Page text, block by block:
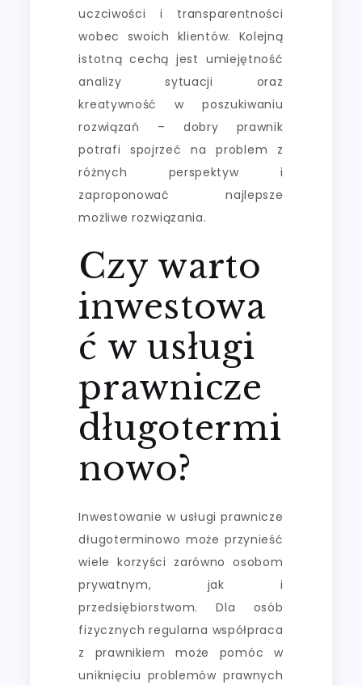
uczciwości i transparentności
wobec swoich klientów. Kolejną
istotną cechą jest umiejętność
analizy sytuacji oraz
kreatywność w poszukiwaniu
rozwiązań – dobry prawnik
potrafi spojrzeć na problem z
różnych perspektyw i
zaproponować najlepsze
możliwe rozwiązania.
Czy warto
inwestowa
ć w usługi
prawnicze
długotermi
nowo?
Inwestowanie w usługi prawnicze
długoterminowo może przynieść
wiele korzyści zarówno osobom
prywatnym, jak i
przedsiębiorstwom. Dla osób
fizycznych regularna współpraca
z prawnikiem może pomóc w
uniknięciu problemów prawnych